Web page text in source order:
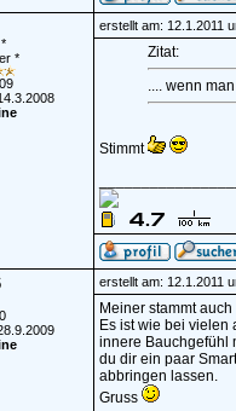
*
erstellt am: 12.1.2011
Zitat:
.... wenn
Stimmt
erstellt am: 12.1.2011
Meiner stammt
Es ist wie bei vielen
innere Bauchgefühl
du dir ein paar
abbringen lassen.
Gruss